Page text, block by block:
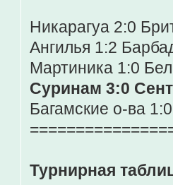
Никарагуа 2:0
Ангилья 1:2
Мартиника 1:0
Суринам 3:0
Багамские о-ва
Турнирная